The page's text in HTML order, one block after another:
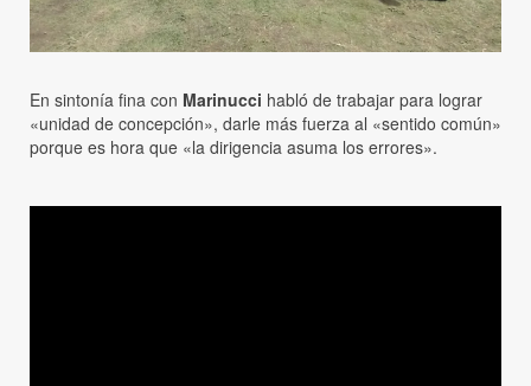
En sintonía fina con Marinucci habló de trabajar para lograr
«unidad de concepción», darle más fuerza al «sentido común»
porque es hora que «la dirigencia asuma los errores».